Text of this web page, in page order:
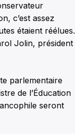
c’est assez
étaient réélues.
Jolin, président
parlementaire
de l’Éducation
seront